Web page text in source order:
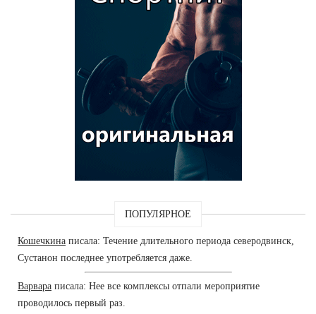
ПОПУЛЯРНОЕ
Кошечкина писала: Течение длительного периода северодвинск,
Сустанон последнее употребляется даже.
Варвара писала: Нее все комплексы отпали мероприятие
проводилось первый раз.